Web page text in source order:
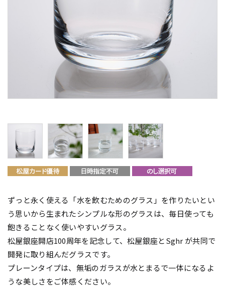
ずっと永く使える「水を飲むためのグラス」を作りたいとい
う思いから生まれたシンプルな形のグラスは、毎日使っても
飽きることなく使いやすいグラス。
松屋銀座開店100周年を記念して、松屋銀座とSghr が共同で
開発に取り組んだグラスです。
プレーンタイプは、無垢のガラスが水とまるで一体になるよ
うな美しさをご体感ください。